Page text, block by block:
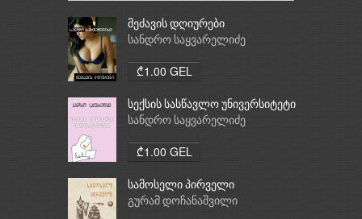
მეძავის დღიურები
სანდრო საყვარელიძე
₾1.00 GEL
სექსის სასწავლო უნივერსიტეტი
სანდრო საყვარელიძე
₾1.00 GEL
სამოსელი პირველი
გურამ დოჩანაშვილი